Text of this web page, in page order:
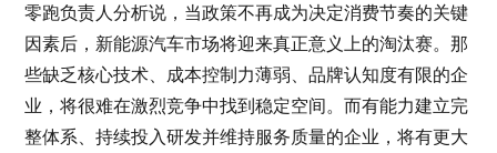
零跑负责人分析说，当政策不再成为决定消费节奏的关键
因素后，新能源汽车市场将迎来真正意义上的淘汰赛。那
些缺乏核心技术、成本控制力薄弱、品牌认知度有限的企
业，将很难在激烈竞争中找到稳定空间。而有能力建立完
整体系、持续投入研发并维持服务质量的企业，将有更大